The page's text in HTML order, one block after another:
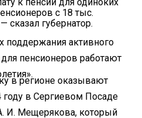
с 18 тыс.
сказал губернатор.
поддержания активного
пенсионеров работают
в регионе оказывают
году в Сергиевом Посаде
И. Мещерякова, который